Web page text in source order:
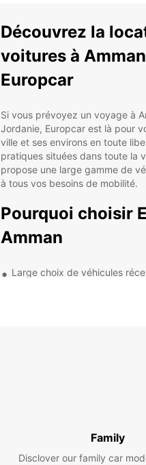
Découvrez la
voitures à
Europcar
Si vous prévoyez un voyage à
Jordanie, Europcar est là pour
ville et ses environs en toute
pratiques situées dans toute la
propose une large gamme de
à tous vos besoins de mobilité.
Pourquoi choisir
Amman
Large choix de véhicules
Avec votre voiture de location
Family
Disclover our family car